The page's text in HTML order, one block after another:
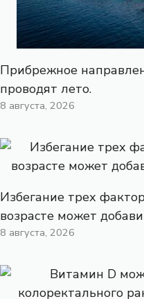
Прибрежное
проводят лето.
8 августа, 2026
Избегание трех
возрасте может
8 августа, 2026